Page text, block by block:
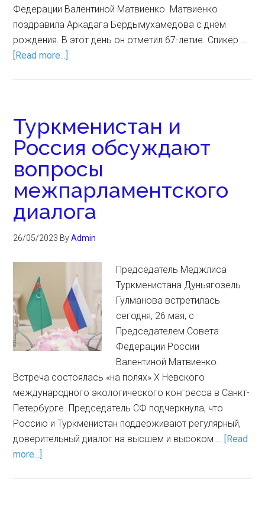
Федерации Валентиной Матвиенко. Матвиенко
поздравила Аркадага Бердымухамедова с днём
рождения. В этот день он отметил 67-летие. Спикер …
[Read more...]
Туркменистан и
Россия обсуждают
вопросы
межпарламентского
диалога
26/05/2023 ByAdmin
Председатель Меджлиса
Туркменистана Дуньягозель
Гулманова встретилась
сегодня, 26 мая, с
Председателем Совета
Федерации России
Валентиной Матвиенко.
Встреча состоялась «на полях» Х Невского
международного экологического конгресса в Санкт-
Петербурге. Председатель СФ подчеркнула, что
Россию и Туркменистан поддерживают регулярный,
доверительный диалог на высшем и высоком … [Read
more...]